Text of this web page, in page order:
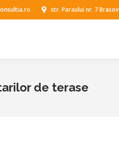
str. Paraului nr. 7 Brasov
de terase